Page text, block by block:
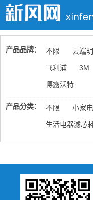
产品品牌： 不限 云端
飞利浦 3M
博露沃特
产品分类： 不限 小家
生活电器滤芯